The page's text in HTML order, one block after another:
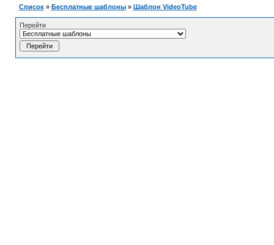
Список » Бесплатные шаблоны » Шаблон VideoTube
Перейти